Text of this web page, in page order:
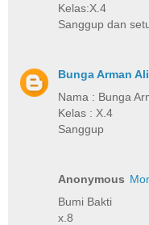
Kelas:X.4
Sanggup dan
Bunga Arman
Nama : Bunga
Kelas : X.4
Sanggup
Anonymous
Bumi Bakti
x.8